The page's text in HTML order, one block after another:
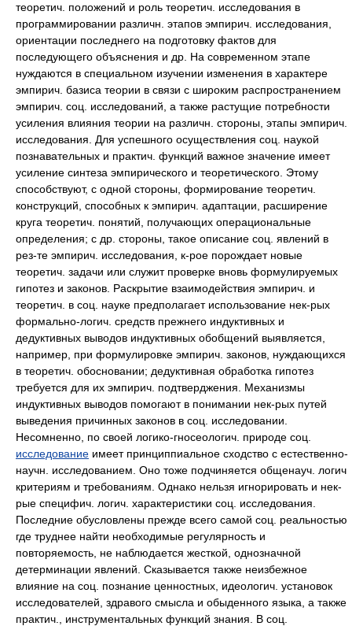
теоретич. положений и роль теоретич. исследования в
программировании различн. этапов эмпирич. исследования,
ориентации последнего на подготовку фактов для
последующего объяснения и др. На современном этапе
нуждаются в специальном изучении изменения в характере
эмпирич. базиса теории в связи с широким распространением
эмпирич. соц. исследований, а также растущие потребности
усиления влияния теории на различн. стороны, этапы эмпирич.
исследования. Для успешного осуществления соц. наукой
познавательных и практич. функций важное значение имеет
усиление синтеза эмпирического и теоретического. Этому
способствуют, с одной стороны, формирование теоретич.
конструкций, способных к эмпирич. адаптации, расширение
круга теоретич. понятий, получающих операциональные
определения; с др. стороны, такое описание соц. явлений в
рез-те эмпирич. исследования, к-рое порождает новые
теоретич. задачи или служит проверке вновь формулируемых
гипотез и законов. Раскрытие взаимодействия эмпирич. и
теоретич. в соц. науке предполагает использование нек-рых
формально-логич. средств прежнего индуктивных и
дедуктивных выводов индуктивных обобщений выявляется,
например, при формулировке эмпирич. законов, нуждающихся
в теоретич. обосновании; дедуктивная обработка гипотез
требуется для их эмпирич. подтверджения. Механизмы
индуктивных выводов помогают в понимании нек-рых путей
выведения причинных законов в соц. исследовании.
Несомненно, по своей логико-гносеологич. природе соц.
исследование имеет принциппиальное сходство с естественно-
научн. исследованием. Оно тоже подчиняется общенауч. логич
критериям и требованиям. Однако нельзя игнорировать и нек-
рые специфич. логич. характеристики соц. исследования.
Последние обусловлены прежде всего самой соц. реальностью
где труднее найти необходимые регулярность и
повторяемость, не наблюдается жесткой, однозначной
детерминации явлений. Сказывается также неизбежное
влияние на соц. познание ценностных, идеологич. установок
исследователей, здравого смысла и обыденного языка, а также
практич., инструментальных функций знания. В соц.